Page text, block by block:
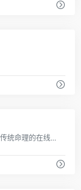
DestinySeek 是一款融合人工智能与东方传统命理的在线分析平台，提供八字排盘、关系合盘、周易占卜、每日运势、AI 智能解读、黄历工具等功能，帮助你用简单